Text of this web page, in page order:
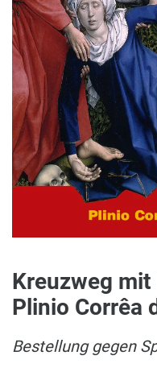
Kreuzweg
Plinio Corrêa
Bestellung gegen